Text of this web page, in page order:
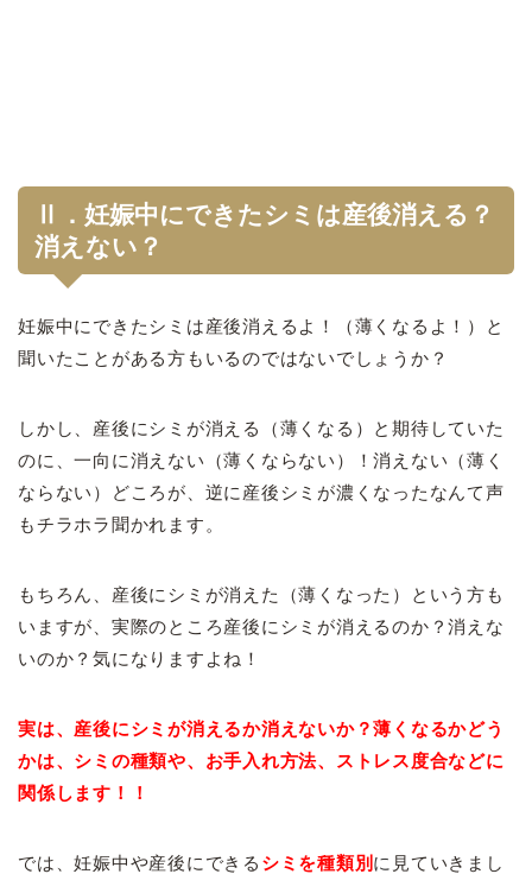
Ⅱ．妊娠中にできたシミは産後消える？
消えない？
妊娠中にできたシミは産後消えるよ！（薄くなるよ！）と
聞いたことがある方もいるのではないでしょうか？
しかし、産後にシミが消える（薄くなる）と期待していた
のに、一向に消えない（薄くならない）！消えない（薄く
ならない）どころが、逆に産後シミが濃くなったなんて声
もチラホラ聞かれます。
もちろん、産後にシミが消えた（薄くなった）という方も
いますが、実際のところ産後にシミが消えるのか？消えな
いのか？気になりますよね！
実は、産後にシミが消えるか消えないか？薄くなるかどう
かは、シミの種類や、お手入れ方法、ストレス度合などに
関係します！！
では、妊娠中や産後にできる シミを種類別 に 見ていきまし